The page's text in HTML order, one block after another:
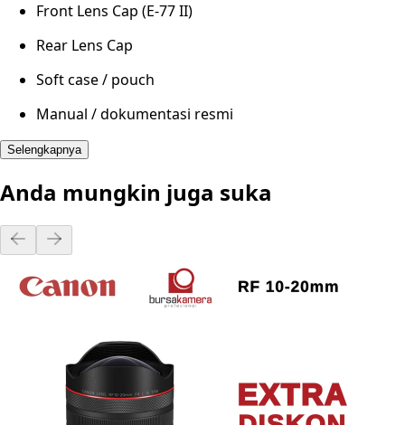
Front Lens Cap (E-77 II)
Rear Lens Cap
Soft case / pouch
Manual / dokumentasi resmi
Selengkapnya
Anda mungkin juga suka